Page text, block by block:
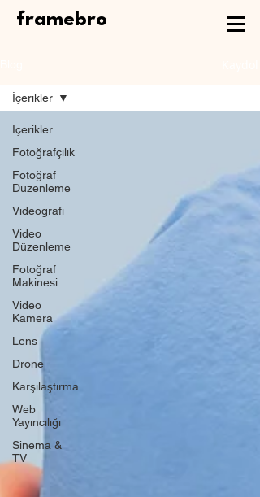
framebro
İçerikler
Fotoğrafçılık
Fotoğraf
Düzenleme
Videografi
Video
Düzenleme
Fotoğraf
Makinesi
Video
Kamera
Lens
Drone
Karşılaştırma
Web
Yayıncılığı
Sinema &
TV
İçerikler